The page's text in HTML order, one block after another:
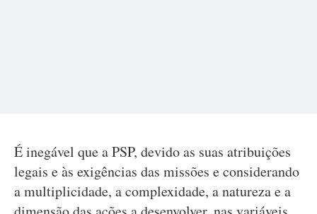
É inegável que a PSP, devido as suas atribuições
legais e às exigências das missões e considerando
a multiplicidade, a complexidade, a natureza e a